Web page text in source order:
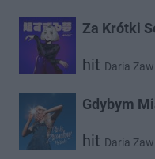
Za Krótki
hit Daria
Gdybym
hit Daria